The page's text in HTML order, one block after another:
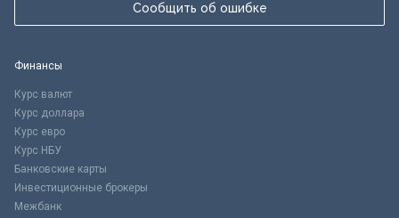
Сообщить об ошибке
Финансы
Курс валют
Курс доллара
Курс евро
Курс НБУ
Банковские карты
Инвестиционные брокеры
Межбанк